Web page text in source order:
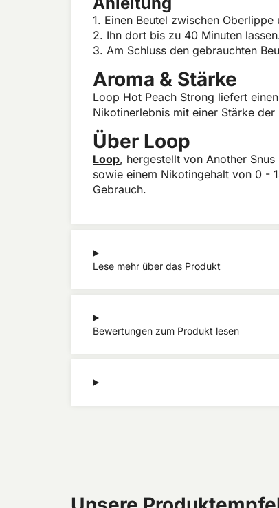
1. Einen Beutel zwischen
2. Ihn dort bis zu 40 Minuten
3. Am Schluss den gebrauchten
Aroma & Stärke
Loop Hot Peach Strong liefert
Nikotinerlebnis mit einer Stärke
Über Loop
Loop, hergestellt von Another
sowie einem Nikotingehalt von 0 -
Gebrauch.
Lese mehr über das Produkt
Bewertungen zum Produkt lesen